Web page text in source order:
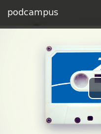
podcampus